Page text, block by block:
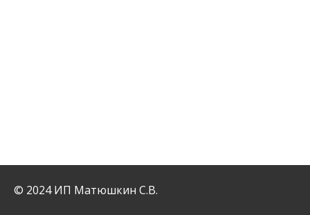
© 2024 ИП Матюшкин С.В.